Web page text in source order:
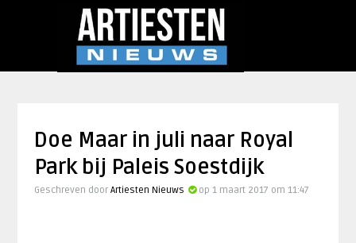
Doe Maar in juli naar Royal
Park bij Paleis Soestdijk
Geschreven door Artiesten Nieuws op 1 maart 2017 om 11:47